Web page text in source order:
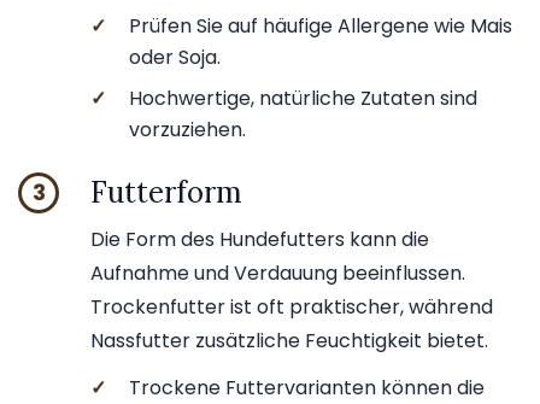
✓
Prüfen Sie auf häufige Allergene wie Mais
oder Soja.
✓
Hochwertige, natürliche Zutaten sind
vorzuziehen.
3 Futterform
Die Form des Hundefutters kann die
Aufnahme und Verdauung beeinflussen.
Trockenfutter ist oft praktischer, während
Nassfutter zusätzliche Feuchtigkeit bietet.
✓
Trockene Futtervarianten können die